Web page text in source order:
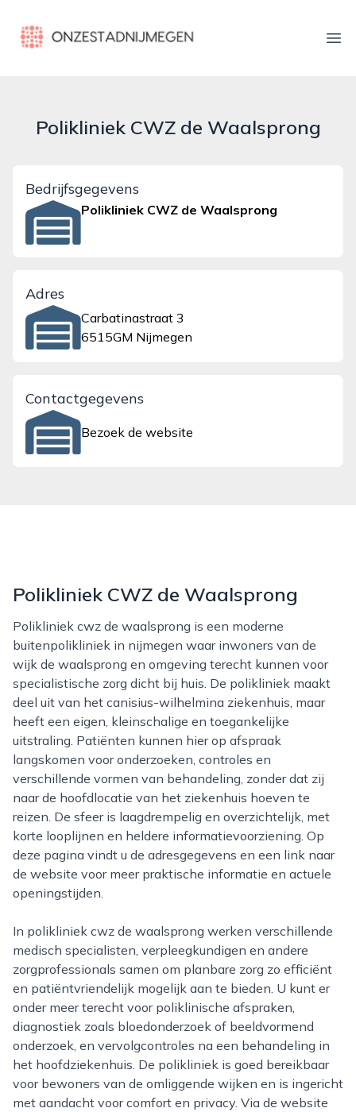
onzestadnijmegen.nl
Polikliniek CWZ de Waalsprong
Bedrijfsgegevens
Polikliniek CWZ de Waalsprong
Adres
Carbatinastraat 3
6515GM Nijmegen
Contactgegevens
Bezoek de website
Polikliniek CWZ de Waalsprong
Polikliniek cwz de waalsprong is een moderne
buitenpolikliniek in nijmegen waar inwoners van de
wijk de waalsprong en omgeving terecht kunnen voor
specialistische zorg dicht bij huis. De polikliniek maakt
deel uit van het canisius-wilhelmina ziekenhuis, maar
heeft een eigen, kleinschalige en toegankelijke
uitstraling. Patiënten kunnen hier op afspraak
langskomen voor onderzoeken, controles en
verschillende vormen van behandeling, zonder dat zij
naar de hoofdlocatie van het ziekenhuis hoeven te
reizen. De sfeer is laagdrempelig en overzichtelijk, met
korte looplijnen en heldere informatievoorziening. Op
deze pagina vindt u de adresgegevens en een link naar
de website voor meer praktische informatie en actuele
openingstijden.
In polikliniek cwz de waalsprong werken verschillende
medisch specialisten, verpleegkundigen en andere
zorgprofessionals samen om planbare zorg zo efficiënt
en patiëntvriendelijk mogelijk aan te bieden. U kunt er
onder meer terecht voor poliklinische afspraken,
diagnostiek zoals bloedonderzoek of beeldvormend
onderzoek, en vervolgcontroles na een behandeling in
het hoofdziekenhuis. De polikliniek is goed bereikbaar
voor bewoners van de omliggende wijken en is ingericht
met aandacht voor comfort en privacy. Via de website